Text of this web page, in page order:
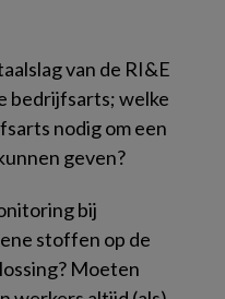
van de RI&E
bedrijfsarts; welke
nodig om een
geven?
bij
stoffen op de
Moeten